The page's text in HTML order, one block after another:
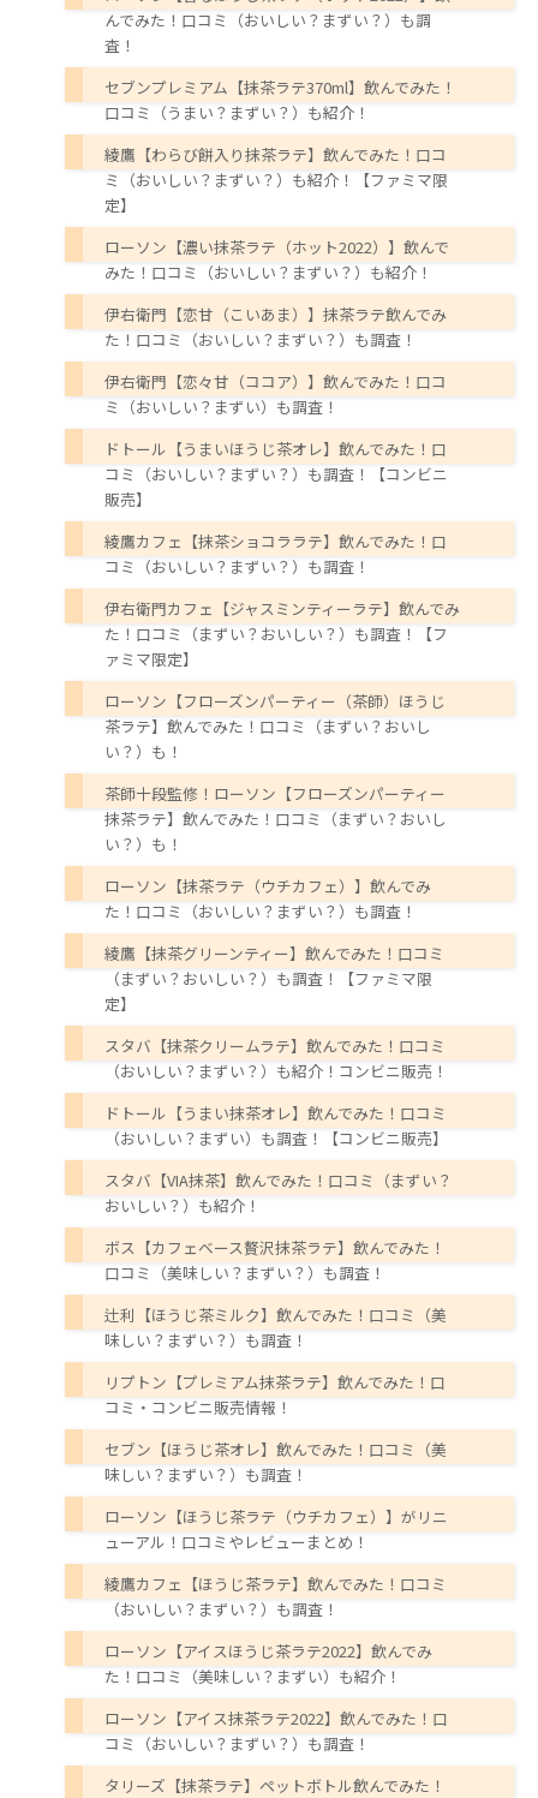
んでみた！口コミ（おいしい？まずい？）も調
査！
セブンプレミアム【抹茶ラテ370ml】飲んでみた！
口コミ（うまい？まずい？）も紹介！
綾鷹【わらび餅入り抹茶ラテ】飲んでみた！口コ
ミ（おいしい？まずい？）も紹介！【ファミマ限
定】
ローソン【濃い抹茶ラテ（ホット2022）】飲んで
みた！口コミ（おいしい？まずい？）も紹介！
伊右衛門【恋甘（こいあま）】抹茶ラテ飲んでみ
た！口コミ（おいしい？まずい？）も調査！
伊右衛門【恋々甘（ココア）】飲んでみた！口コ
ミ（おいしい？まずい）も調査！
ドトール【うまいほうじ茶オレ】飲んでみた！口
コミ（おいしい？まずい？）も調査！【コンビニ
販売】
綾鷹カフェ【抹茶ショコララテ】飲んでみた！口
コミ（おいしい？まずい？）も調査！
伊右衛門カフェ【ジャスミンティーラテ】飲んでみ
た！口コミ（まずい？おいしい？）も調査！【フ
ァミマ限定】
ローソン【フローズンパーティー（茶師）ほうじ
茶ラテ】飲んでみた！口コミ（まずい？おいし
い？）も！
茶師十段監修！ローソン【フローズンパーティー
抹茶ラテ】飲んでみた！口コミ（まずい？おいし
い？）も！
ローソン【抹茶ラテ（ウチカフェ）】飲んでみ
た！口コミ（おいしい？まずい？）も調査！
綾鷹【抹茶グリーンティー】飲んでみた！口コミ
（まずい？おいしい？）も調査！【ファミマ限
定】
スタバ【抹茶クリームラテ】飲んでみた！口コミ
（おいしい？まずい？）も紹介！コンビニ販売！
ドトール【うまい抹茶オレ】飲んでみた！口コミ
（おいしい？まずい）も調査！【コンビニ販売】
スタバ【VIA抹茶】飲んでみた！口コミ（まずい？
おいしい？）も紹介！
ボス【カフェベース贅沢抹茶ラテ】飲んでみた！
口コミ（美味しい？まずい？）も調査！
辻利【ほうじ茶ミルク】飲んでみた！口コミ（美
味しい？まずい？）も調査！
リプトン【プレミアム抹茶ラテ】飲んでみた！口
コミ・コンビニ販売情報！
セブン【ほうじ茶オレ】飲んでみた！口コミ（美
味しい？まずい？）も調査！
ローソン【ほうじ茶ラテ（ウチカフェ）】がリニ
ューアル！口コミやレビューまとめ！
綾鷹カフェ【ほうじ茶ラテ】飲んでみた！口コミ
（おいしい？まずい？）も調査！
ローソン【アイスほうじ茶ラテ2022】飲んでみ
た！口コミ（美味しい？まずい）も紹介！
ローソン【アイス抹茶ラテ2022】飲んでみた！口
コミ（おいしい？まずい？）も調査！
タリーズ【抹茶ラテ】ペットボトル飲んでみた！